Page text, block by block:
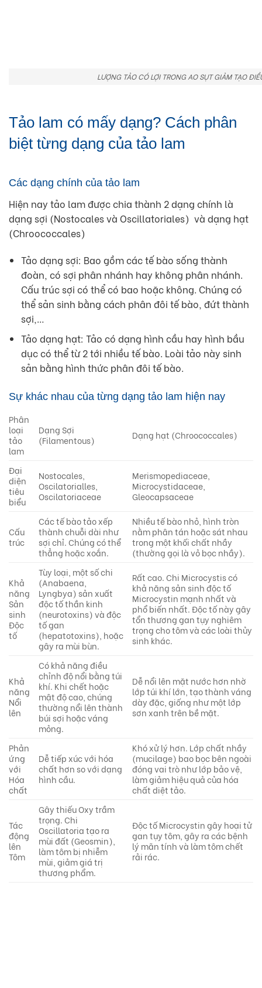
LƯỢNG TẢO CÓ LỢI TRONG AO SỤT GIẢM TẠO
Tảo lam có mấy dạng? Cách phân
biệt từng dạng của tảo lam
Các dạng chính của tảo lam
Hiện nay tảo lam được chia thành 2 dạng chính là
dạng sợi (Nostocales và Oscillatoriales) và dạng hạt
(Chroococcales)
Tảo dạng sợi: Bao gồm các tế bào sống thành
đoàn, có sợi phân nhánh hay không phân nhánh.
Cấu trúc sợi có thể có bao hoặc không. Chúng có
thể sản sinh bằng cách phân đôi tế bào, đứt thành
sợi,…
Tảo dạng hạt: Tảo có dạng hình cầu hay hình bầu
dục có thể từ 2 tới nhiều tế bào. Loài tảo này sinh
sản bằng hình thức phân đôi tế bào.
Sự khác nhau của từng dạng tảo lam hiện nay
Phân
loại
tảo
lam
Dạng Sợi
(Filamentous)
Dạng hạt (Chroococcales)
Đại
diện
tiêu
biểu
Nostocales,
Oscilatorialles,
Oscilatoriaceae
Merismopediaceae,
Microcystidaceae,
Gleocapsaceae
Cấu
trúc
Các tế bào tảo xếp
thành chuỗi dài như
sợi chỉ. Chúng có thể
thẳng hoặc xoắn.
Nhiều tế bào nhỏ, hình tròn
nằm phân tán hoặc sát nhau
trong một khối chất nhầy
(thường gọi là vỏ bọc nhầy).
Khả
năng
Sản
sinh
Độc
tố
Tùy loại, một số chi
(Anabaena,
Lyngbya) sản xuất
độc tố thần kinh
(neurotoxins) và độc
tố gan
(hepatotoxins), hoặc
gây ra mùi bùn.
Rất cao. Chi Microcystis có
khả năng sản sinh độc tố
Microcystin mạnh nhất và
phổ biến nhất. Độc tố này gây
tổn thương gan tụy nghiêm
trọng cho tôm và các loài thủy
sinh khác.
Khả
năng
Nổi
lên
Có khả năng điều
chỉnh độ nổi bằng túi
khí. Khi chết hoặc
mật độ cao, chúng
thường nổi lên thành
búi sợi hoặc váng
mỏng.
Dễ nổi lên mặt nước hơn nhờ
lớp túi khí lớn, tạo thành váng
dày đặc, giống như một lớp
sơn xanh trên bề mặt.
Phản
ứng
với
Hóa
chất
Dễ tiếp xúc với hóa
chất hơn so với dạng
hình cầu.
Khó xử lý hơn. Lớp chất nhầy
(mucilage) bao bọc bên ngoài
đóng vai trò như lớp bảo vệ,
làm giảm hiệu quả của hóa
chất diệt tảo.
Tác
động
lên
Tôm
Gây thiếu Oxy trầm
trọng. Chi
Oscillatoria tạo ra
mùi đất (Geosmin),
làm tôm bị nhiễm
mùi, giảm giá trị
thương phẩm.
Độc tố Microcystin gây hoại tử
gan tụy tôm, gây ra các bệnh
lý mãn tính và làm tôm chết
rải rác.